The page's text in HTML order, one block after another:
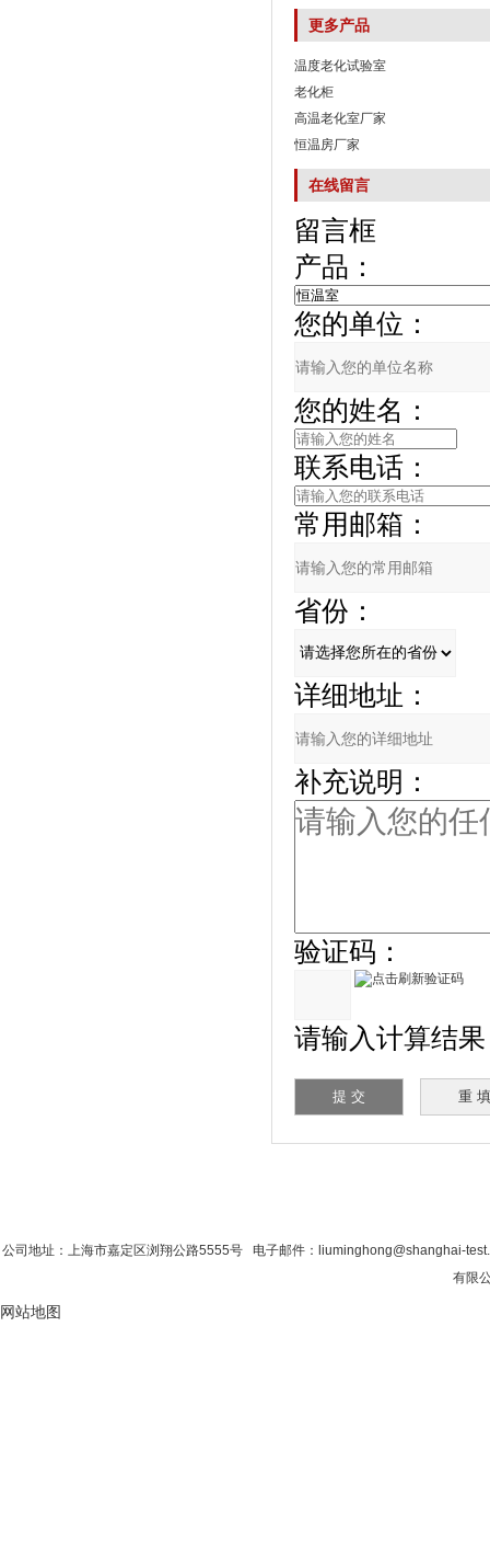
更多产品
温度老化试验室
老化柜
高温老化室厂家
恒温房厂家
在线留言
留言框
产品：
您的单位：
您的姓名：
联系电话：
常用邮箱：
省份：
详细地址：
补充说明：
验证码：
请输入计算结果
公司地址：上海市嘉定区浏翔公路5555号 电子邮件：liuminghong@shanghai-
有限公
网站地图